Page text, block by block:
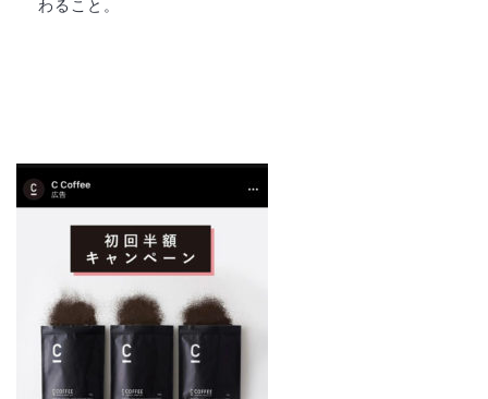
わること。